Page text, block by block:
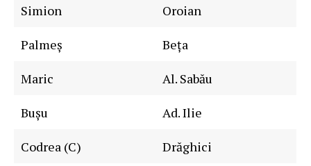
Simion Oroian
Palmeș Beța
Maric Al. Sabău
Bușu Ad. Ilie
Codrea (C) Drăghici